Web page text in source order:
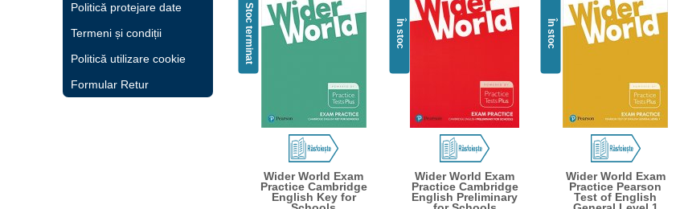
Politică protejare date
Termeni și condiții
Politică utilizare cookie
Formular Retur
Stoc terminat
Wider World Exam
Practice Cambridge
English Key for
În stoc
Wider World Exam
Practice Cambridge
English Preliminary
În stoc
Wider World Exam
Practice Pearson
Test of English